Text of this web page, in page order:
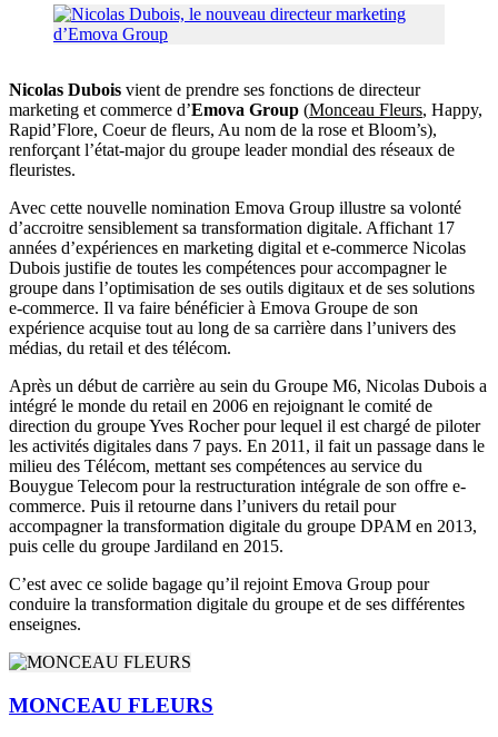
Nicolas Dubois vient de prendre ses fonctions de directeur
marketing et commerce d’Emova Group (Monceau Fleurs, Happy,
Rapid’Flore, Coeur de fleurs, Au nom de la rose et Bloom’s),
renforçant l’état-major du groupe leader mondial des réseaux de
fleuristes.
Avec cette nouvelle nomination Emova Group illustre sa volonté
d’accroitre sensiblement sa transformation digitale. Affichant 17
années d’expériences en marketing digital et e-commerce Nicolas
Dubois justifie de toutes les compétences pour accompagner le
groupe dans l’optimisation de ses outils digitaux et de ses solutions
e-commerce. Il va faire bénéficier à Emova Groupe de son
expérience acquise tout au long de sa carrière dans l’univers des
médias, du retail et des télécom.
Après un début de carrière au sein du Groupe M6, Nicolas Dubois a
intégré le monde du retail en 2006 en rejoignant le comité de
direction du groupe Yves Rocher pour lequel il est chargé de piloter
les activités digitales dans 7 pays. En 2011, il fait un passage dans le
milieu des Télécom, mettant ses compétences au service du
Bouygue Telecom pour la restructuration intégrale de son offre e-
commerce. Puis il retourne dans l’univers du retail pour
accompagner la transformation digitale du groupe DPAM en 2013,
puis celle du groupe Jardiland en 2015.
C’est avec ce solide bagage qu’il rejoint Emova Group pour
conduire la transformation digitale du groupe et de ses différentes
enseignes.
MONCEAU FLEURS